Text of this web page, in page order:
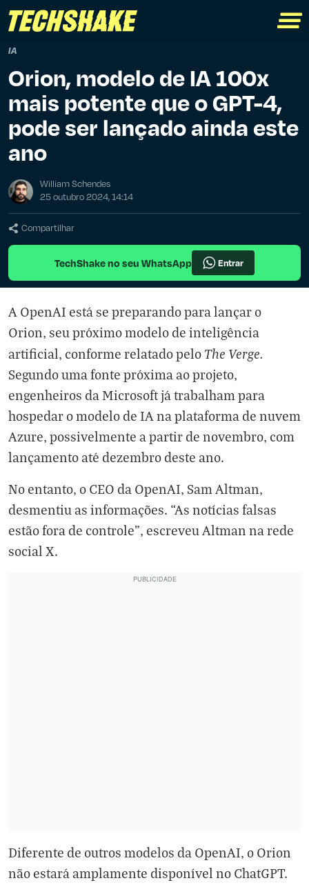
IA
Orion, modelo de IA 100x
mais potente que o GPT-4,
pode ser lançado ainda este
ano
William Schendes
25 outubro 2024, 14:14
Compartilhar
TechShake no seu WhatsApp Entrar
A OpenAI está se preparando para lançar o
Orion, seu próximo modelo de inteligência
artificial, conforme relatado pelo The Verge.
Segundo uma fonte próxima ao projeto,
engenheiros da Microsoft já trabalham para
hospedar o modelo de IA na plataforma de nuvem
Azure, possivelmente a partir de novembro, com
lançamento até dezembro deste ano.
No entanto, o CEO da OpenAI, Sam Altman,
desmentiu as informações. “As notícias falsas
estão fora de controle”, escreveu Altman na rede
social X.
Diferente de outros modelos da OpenAI, o Orion
não estará amplamente disponível no ChatGPT.